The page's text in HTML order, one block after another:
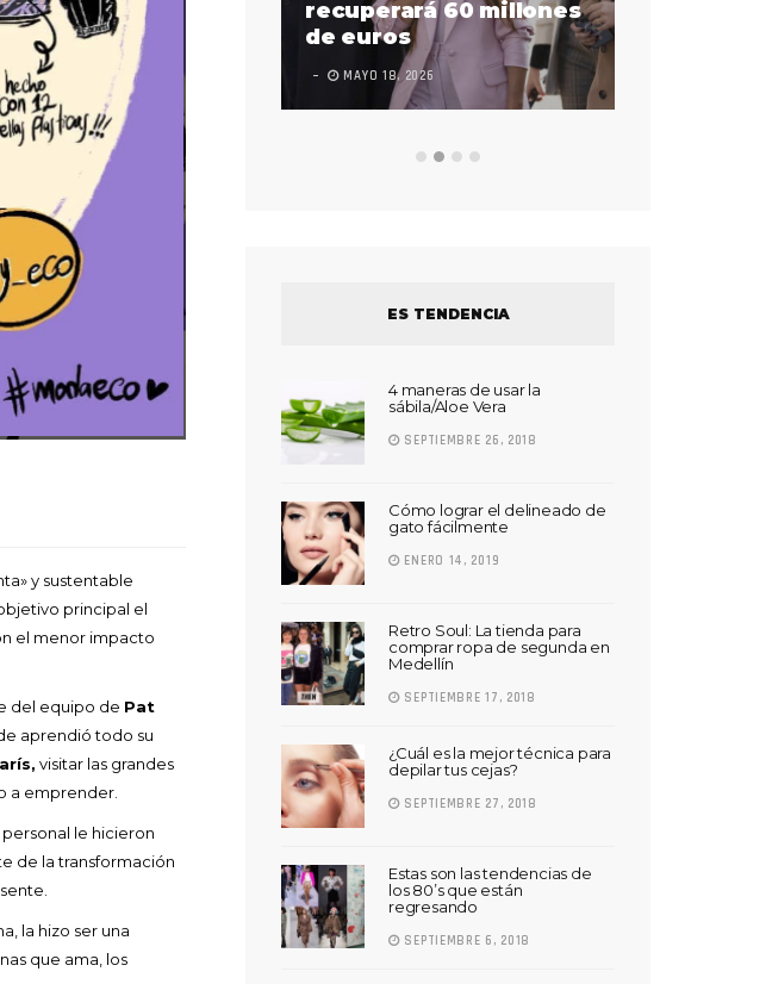
y sustentable
principal el
el menor impacto
del equipo de Pat
aprendió todo su
visitar las grandes
a emprender.
le hicieron
de la transformación
la hizo ser una
que ama, los
recuperará 60 millones
de euros
MAYO 18, 2026
ES TENDENCIA
4 maneras de usar la
sábila/Aloe Vera
SEPTIEMBRE 26, 2018
Cómo lograr el delineado de
gato fácilmente
ENERO 14, 2019
Retro Soul: La tienda para
comprar ropa de segunda en
Medellín
SEPTIEMBRE 17, 2018
¿Cuál es la mejor técnica para
depilar tus cejas?
SEPTIEMBRE 27, 2018
Estas son las tendencias de
los 80’s que están
regresando
SEPTIEMBRE 6, 2018